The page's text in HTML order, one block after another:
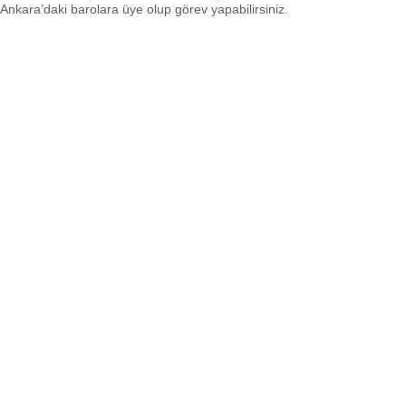
Ankara’daki barolara üye olup görev yapabilirsiniz.